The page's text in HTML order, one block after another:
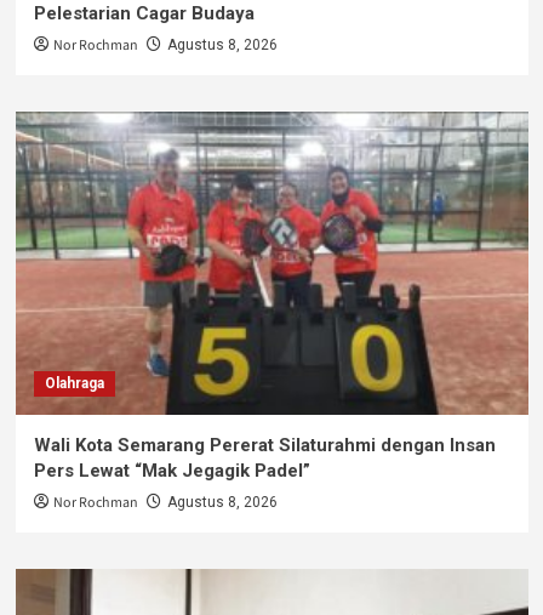
Pelestarian Cagar Budaya
Nor Rochman Agustus 8, 2026
Olahraga
Wali Kota Semarang Pererat Silaturahmi dengan Insan
Pers Lewat “Mak Jegagik Padel”
Nor Rochman Agustus 8, 2026